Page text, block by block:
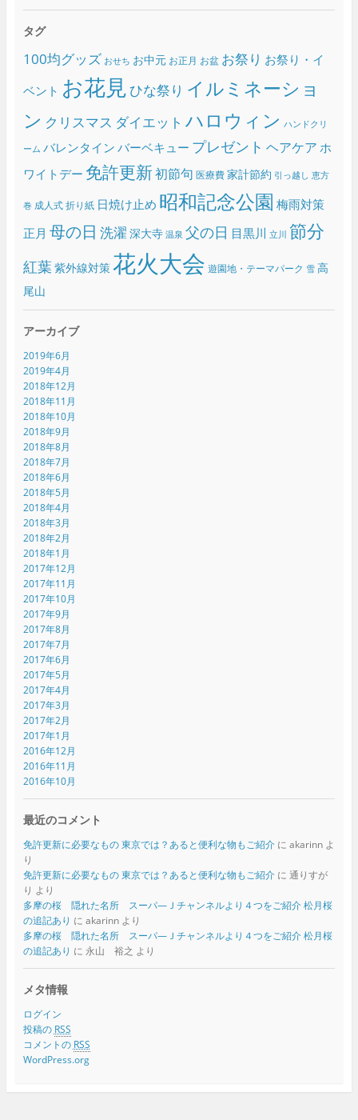
タグ
100均グッズ おせち お中元 お正月 お盆 お祭り お祭り・イ
ベント お花見ひな祭り イルミネーショ
ン クリスマス ダイエット ハロウィン ハンドクリ
ーム バレンタイン バーベキュー プレゼント ヘアケア ホ
ワイトデー 免許更新初節句 医療費 家計節約 引っ越し 恵方
巻 成人式 折り紙 日焼け止め 昭和記念公園 梅雨対策
正月 母の日 洗濯 深大寺 温泉 父の日 目黒川 立川 節分
紅葉紫外線対策花火大会 遊園地・テーマパーク 雪 高
尾山
アーカイブ
2019年6月
2019年4月
2018年12月
2018年11月
2018年10月
2018年9月
2018年8月
2018年7月
2018年6月
2018年5月
2018年4月
2018年3月
2018年2月
2018年1月
2017年12月
2017年11月
2017年10月
2017年9月
2017年8月
2017年7月
2017年6月
2017年5月
2017年4月
2017年3月
2017年2月
2017年1月
2016年12月
2016年11月
2016年10月
最近のコメント
免許更新に必要なもの 東京では？あると便利な物もご紹介に akarinnよ
り
免許更新に必要なもの 東京では？あると便利な物もご紹介に 通りすが
り より
多摩の桜 隠れた名所 スーパ―Ｊチャンネルより４つをご紹介 松月桜
の追記あり に akarinnより
多摩の桜 隠れた名所 スーパ―Ｊチャンネルより４つをご紹介 松月桜
の追記あり に 永山 裕之 より
メタ情報
ログイン
投稿の RSS
コメントの RSS
WordPress.org